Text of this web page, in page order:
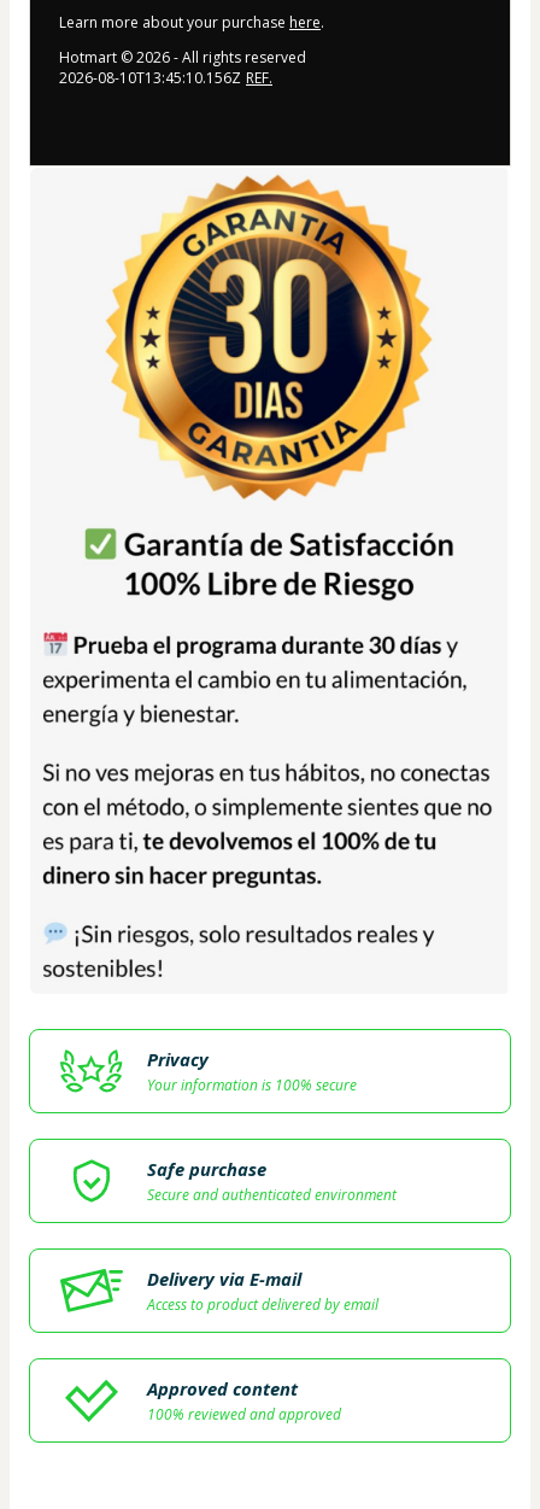
Learn more about your purchase here.
Hotmart ©2026- All rights reserved
2026-08-10T13:45:10.156Z REF.
Privacy
Your information is 100% secure
Safe purchase
Secure and authenticated environment
Delivery via E-mail
Access to product delivered by email
Approved content
100% reviewed and approved